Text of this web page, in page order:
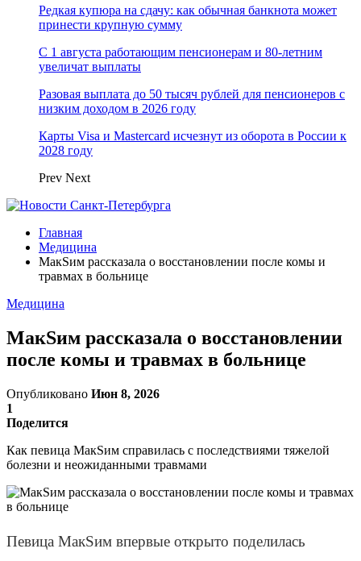
Редкая купюра на сдачу: как обычная банкнота может
принести крупную сумму
С 1 августа работающим пенсионерам и 80-летним
увеличат выплаты
Разовая выплата до 50 тысяч рублей для пенсионеров с
низким доходом в 2026 году
Карты Visa и Mastercard исчезнут из оборота в России к
2028 году
Prev Next
Главная
Медицина
МакSим рассказала о восстановлении после комы и
травмах в больнице
Медицина
МакSим рассказала о восстановлении
после комы и травмах в больнице
Опубликовано Июн 8, 2026
1
Поделится
Как певица МакSим справилась с последствиями тяжелой
болезни и неожиданными травмами
Певица МакSим впервые открыто поделилась